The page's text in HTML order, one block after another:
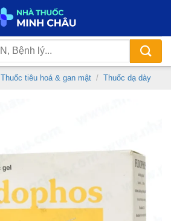
Thuốc tiêu hoá & gan mật / Thuốc dạ dày